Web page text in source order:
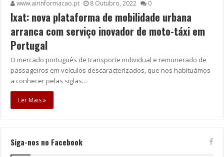
www.airinformacao.pt 8 Outubro, 2022 0
Ixat: nova plataforma de mobilidade urbana
arranca com serviço inovador de moto-táxi em
Portugal
O mercado português de transporte individual e remunerado de
passageiros em veículos descaracterizados, que nos habituámos
a conhecer pelas siglas…
Ler Mais »
Siga-nos no Facebook